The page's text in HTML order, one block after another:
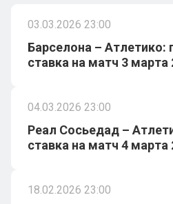
03.03.2026 23:00
Барселона – Атлетико:
ставка на матч 3 марта
04.03.2026 23:00
Реал Сосьедад –
ставка на матч 4 марта
18.02.2026 23:00